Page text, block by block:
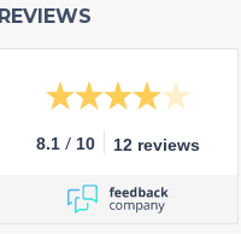
REVIEWS
8.1 / 10 12 reviews